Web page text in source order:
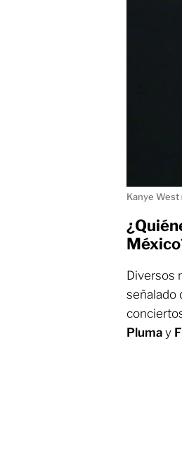
Kanye West
Diversos
señalado
Pluma y